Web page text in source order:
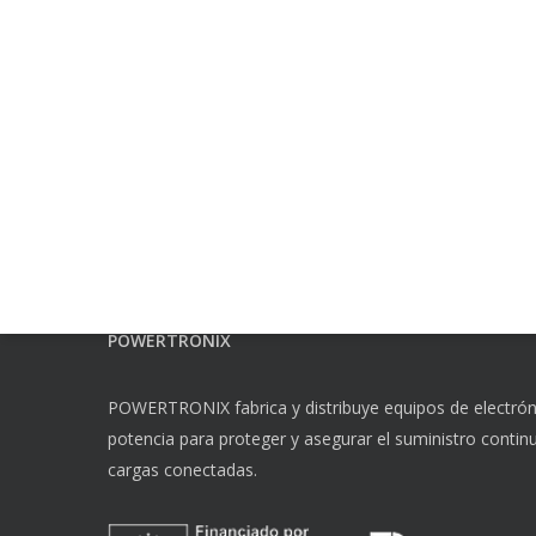
POWERTRONIX
POWERTRONIX fabrica y distribuye equipos de
potencia para proteger y asegurar el suministro
cargas conectadas.